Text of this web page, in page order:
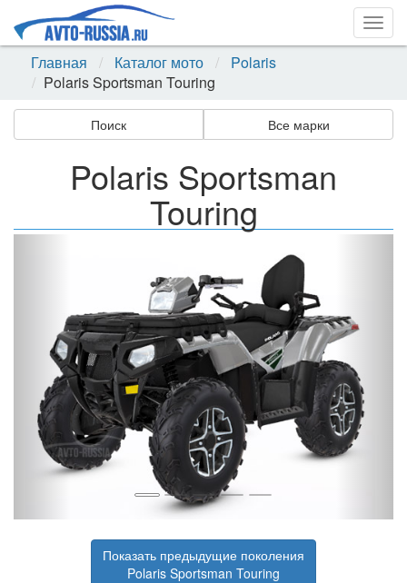
Главная
Каталог мото
Polaris
Polaris Sportsman Touring
Поиск Все марки
Polaris Sportsman
Touring
Показать предыдущие поколения
Polaris Sportsman Touring